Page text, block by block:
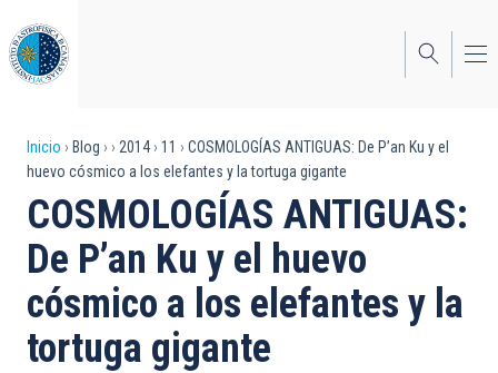
al
contenido
principal
Sobrescribir
enlaces
de
ayuda
a
la
Inicio Blog 2014 11
COSMOLOGÍAS ANTIGUAS: De P’an Ku y el
huevo cósmico a los elefantes y la tortuga gigante
COSMOLOGÍAS ANTIGUAS:
De P’an Ku y el huevo
cósmico a los elefantes y la
tortuga gigante